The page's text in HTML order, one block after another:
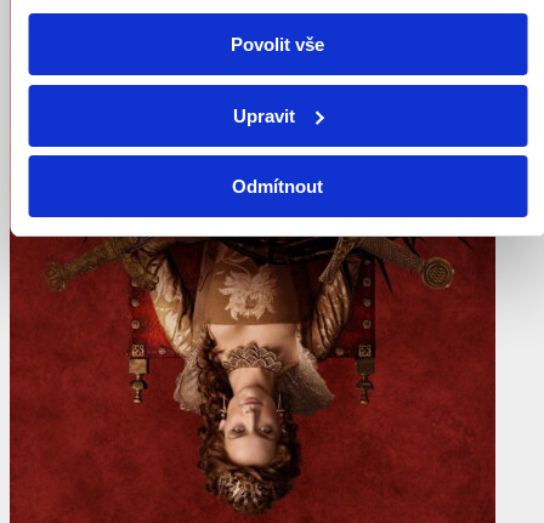
Povolit vše
Upravit
Odmítnout